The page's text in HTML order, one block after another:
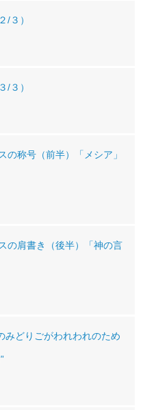
/３）
/３）
の称号（前半）「メシア」
の肩書き（後半）「神の言
みどりごがわれわれのため